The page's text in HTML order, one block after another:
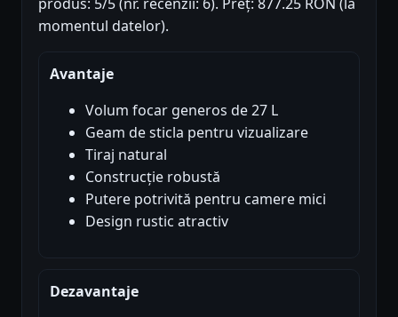
momentul datelor).
Avantaje
Volum focar generos de 27 L
Geam de sticla pentru vizualizare
Tiraj natural
Construcție robustă
Putere potrivită pentru camere mici
Design rustic atractiv
Dezavantaje